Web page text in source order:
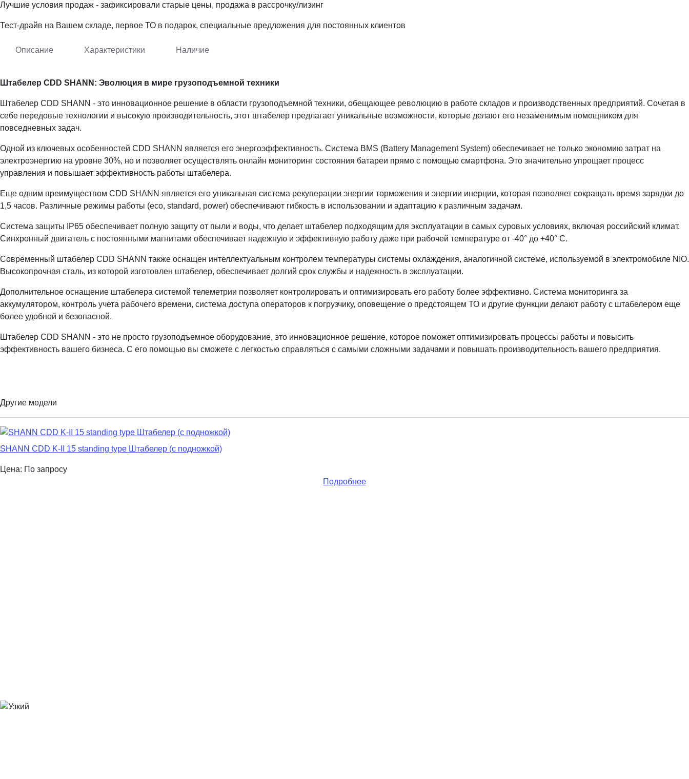
Лучшие условия продаж - зафиксировали старые цены, продажа в рассрочку/лизинг
Тест-драйв на Вашем складе, первое ТО в подарок, специальные предложения для постоянных клиентов
Описание Характеристики Наличие
Штабелер CDD SHANN: Эволюция в мире грузоподъемной техники
Штабелер CDD SHANN - это инновационное решение в области грузоподъемной техники, обещающее революцию в работе складов и производственных предприятий. Сочетая в
себе передовые технологии и высокую производительность, этот штабелер предлагает уникальные возможности, которые делают его незаменимым помощником для
повседневных задач.
Одной из ключевых особенностей CDD SHANN является его энергоэффективность. Система BMS (Battery Management System) обеспечивает не только экономию затрат на
электроэнергию на уровне 30%, но и позволяет осуществлять онлайн мониторинг состояния батареи прямо с помощью смартфона. Это значительно упрощает процесс
управления и повышает эффективность работы штабелера.
Еще одним преимуществом CDD SHANN является его уникальная система рекуперации энергии торможения и энергии инерции, которая позволяет сокращать время зарядки до
1,5 часов. Различные режимы работы (eco, standard, power) обеспечивают гибкость в использовании и адаптацию к различным задачам.
Система защиты IP65 обеспечивает полную защиту от пыли и воды, что делает штабелер подходящим для эксплуатации в самых суровых условиях, включая российский климат.
Синхронный двигатель с постоянными магнитами обеспечивает надежную и эффективную работу даже при рабочей температуре от -40° до +40° С.
Современный штабелер CDD SHANN также оснащен интеллектуальным контролем температуры системы охлаждения, аналогичной системе, используемой в электромобиле NIO.
Высокопрочная сталь, из которой изготовлен штабелер, обеспечивает долгий срок службы и надежность в эксплуатации.
Дополнительное оснащение штабелера системой телеметрии позволяет контролировать и оптимизировать его работу более эффективно. Система мониторинга за
аккумулятором, контроль учета рабочего времени, система доступа операторов к погрузчику, оповещение о предстоящем ТО и другие функции делают работу с штабелером еще
более удобной и безопасной.
Штабелер CDD SHANN - это не просто грузоподъемное оборудование, это инновационное решение, которое поможет оптимизировать процессы работы и повысить
эффективность вашего бизнеса. С его помощью вы сможете с легкостью справляться с самыми сложными задачами и повышать производительность вашего предприятия.
Другие модели
SHANN CDD K-II 15 standing type Штабелер (с подножкой)
Цена: По запросу
Подробнее